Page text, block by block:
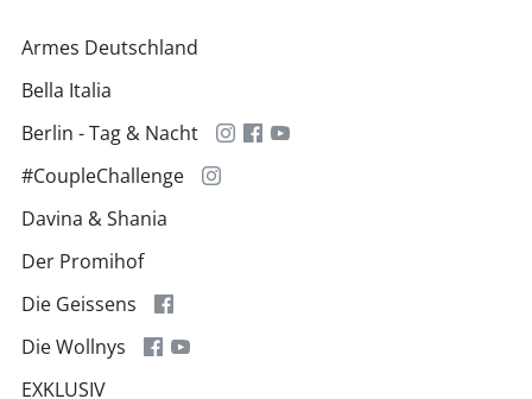
Armes Deutschland
Bella Italia
Berlin - Tag & Nacht
#CoupleChallenge
Davina & Shania
Der Promihof
Die Geissens
Die Wollnys
EXKLUSIV